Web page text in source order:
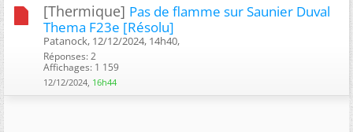
[Thermique] Pas de flamme sur Saunier Duval
Thema F23e [Résolu]
Patanock, 12/12/2024, 14h40, ‎
Réponses: 2
Affichages: 1 159
12/12/2024, 16h44